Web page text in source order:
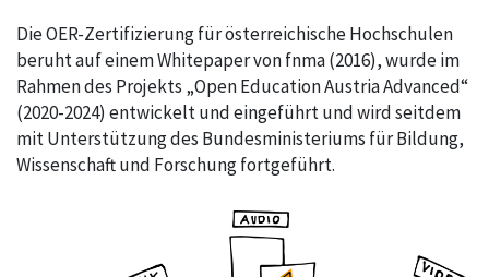
Die OER-Zertifizierung für österreichische Hochschulen
beruht auf einem Whitepaper von fnma (2016), wurde im
Rahmen des Projekts „Open Education Austria Advanced“
(2020-2024) entwickelt und eingeführt und wird seitdem
mit Unterstützung des Bundesministeriums für Bildung,
Wissenschaft und Forschung fortgeführt.